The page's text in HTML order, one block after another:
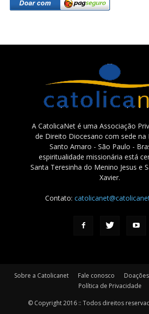
A CatolicaNet é uma Associação
de Direito Diocesano com sede na
Santo Amaro - São Paulo -
espiritualidade missionária está
Santa Teresinha do Menino Jesus e
Xavier.
Contato:
Sobre a Catolicanet Fale conosco Doações
Política de Privacidade
© Copyright 2016 :: Todos direitos